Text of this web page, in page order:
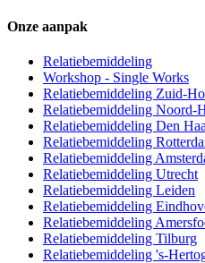
Onze aanpak
Relatiebemiddeling
Workshop - Single Works
Relatiebemiddeling Zuid-
Relatiebemiddeling Noord-
Relatiebemiddeling Den
Relatiebemiddeling
Relatiebemiddeling
Relatiebemiddeling Utrecht
Relatiebemiddeling Leiden
Relatiebemiddeling
Relatiebemiddeling
Relatiebemiddeling Tilburg
Relatiebemiddeling 's-